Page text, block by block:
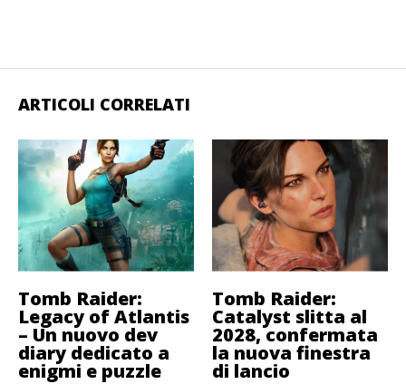
ARTICOLI CORRELATI
Tomb Raider:
Legacy of Atlantis
– Un nuovo dev
diary dedicato a
enigmi e puzzle
Tomb Raider:
Catalyst slitta al
2028, confermata
la nuova finestra
di lancio